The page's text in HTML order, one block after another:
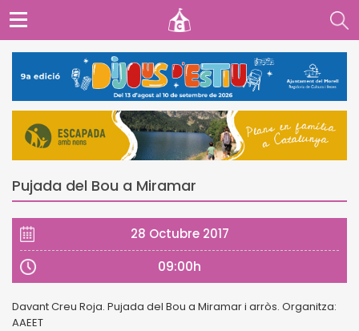
Pujada del Bou a Miramar
28 Octubre 2017
09:00h
Davant Creu Roja. Pujada del Bou a Miramar i arròs. Organitza:
AAEET